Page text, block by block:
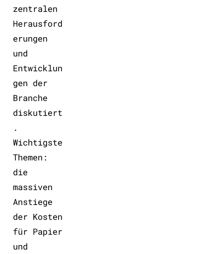
zentralen
Herausford
erungen
und
Entwicklun
gen der
Branche
diskutiert
.
Wichtigste
Themen:
die
massiven
Anstiege
der Kosten
für Papier
und